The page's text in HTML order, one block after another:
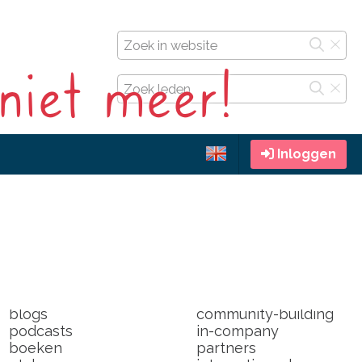
Inloggen
meer!
blogs
podcasts
boeken
community-building
in-company
partners